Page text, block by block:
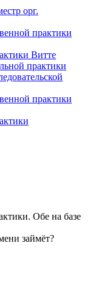
орг.
практики
Витте
практики
практики
Обе на базе
займёт?